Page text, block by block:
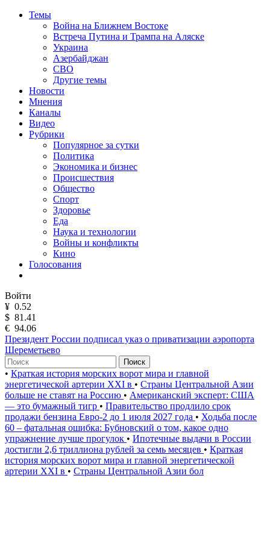
Темы
Война на Ближнем Востоке
Встреча Путина и Трампа на Аляске
Украина
Азербайджан
СВО
Другие темы
Новости
Мнения
Каналы
Видео
Рубрики
Популярное за сутки
Политика
Экономика и бизнес
Происшествия
Общество
Спорт
Здоровье
Еда
Наука и технологии
Войны и конфликты
Кино
Голосования
Войти
¥ 0.52
$ 81.41
€ 94.06
Президент России подписал указ о приватизации аэропорта
Шереметьево
Поиск
• Краткая история морских ворот мира и главной
энергетической артерии XXI в • Страны Центральной Азии
больше не ставят на Россию • Американский эксперт: США
— это бумажный тигр • Правительство продлило срок
продажи бензина Евро-2 до 1 июля 2027 года • Ходьба после
60 – фатальная ошибка: Бубновский о том, какое одно
упражнение лучше прогулок • Ипотечные выдачи в России
достигли 2,6 триллиона рублей за семь месяцев • Краткая
история морских ворот мира и главной энергетической
артерии XXI в • Страны Центральной Азии бол